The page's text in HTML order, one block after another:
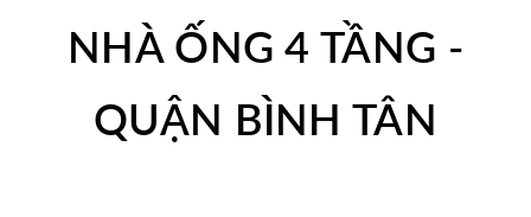
NHÀ ỐNG 4 TẦNG -
QUẬN BÌNH TÂN